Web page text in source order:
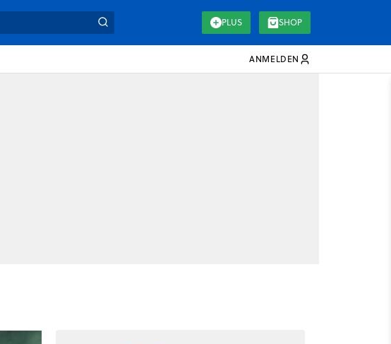
PLUS SHOP
ANMELDEN